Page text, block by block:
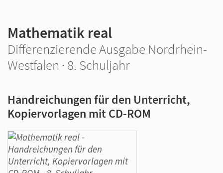
Mathematik real
Differenzierende Ausgabe Nordrhein-
Westfalen · 8. Schuljahr
Handreichungen für den Unterricht,
Kopiervorlagen mit CD-ROM